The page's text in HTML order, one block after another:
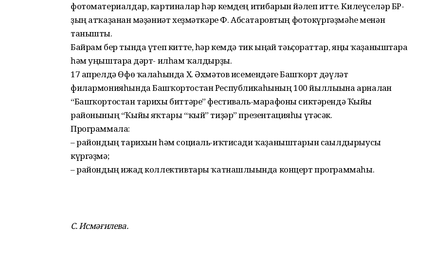
фотоматериалдар, картиналар һәр кемдең иғтибарын йәлеп итте. Килеүселәр БР-
ҙың атҡаҙанған мәҙәниәт хеҙмәткәре Ф. Абсатаровтың фотокүргәҙмәһе менән
танышты.
Байрам бер тында үтеп китте, һәр кемдә тик ыңғай тәьҫораттар, яңы ҡаҙаныштарға
һәм уңыштарға дәрт- илһам ҡалдырҙы.
17 апрелдә Өфө ҡалаһында Х. Әхмәтов исемендәге Башҡорт дәүләт
филармонияһында Башҡортостан Республикаһының 100 йыллығына арналған
“Башҡортостан тарихы биттәре” фестиваль-марафоны сиктәрендә Ҡыйғы
районының “Ҡыйғы яҡтары “ҡый” тиҙәр” презентацияһы үтәсәк.
Программала:
– райондың тарихын һәм социаль-иҡтисади ҡаҙаныштарын сағылдырыусы
күргәҙмә;
– райондың ижад коллективтары ҡатнашлығында концерт программаһы.
С. Исмәғилева.